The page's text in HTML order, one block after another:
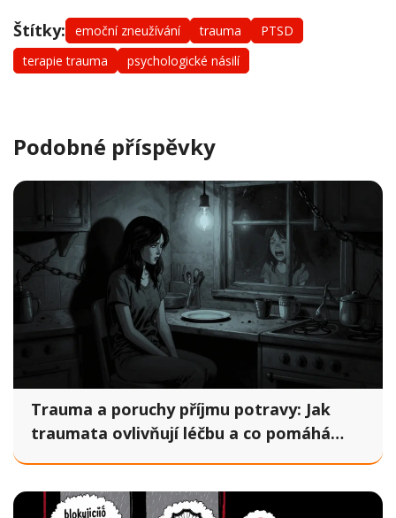
Štítky: emoční zneužívání trauma
PTSD
terapie trauma
psychologické násilí
Podobné příspěvky
Trauma a poruchy příjmu potravy: Jak
traumata ovlivňují léčbu a co pomáhá